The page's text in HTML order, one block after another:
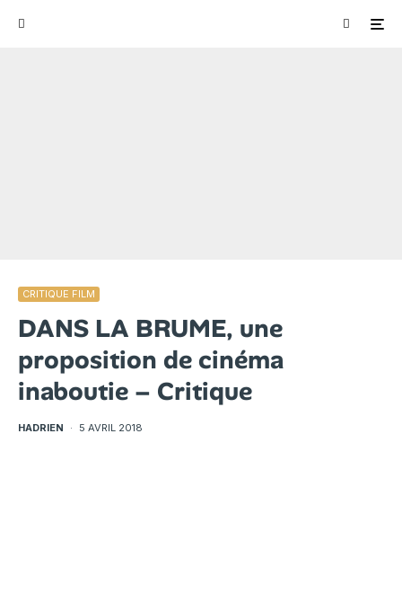
CRITIQUE FILM
DANS LA BRUME, une
proposition de cinéma
inaboutie – Critique
HADRIEN · 5 AVRIL 2018